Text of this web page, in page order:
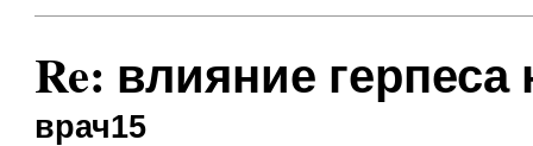
Re: влияние
врач15